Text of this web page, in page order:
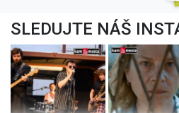
SLEDUJTE NÁŠ